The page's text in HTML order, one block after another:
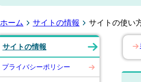
ホーム サイトの情報 サイトの使い
サイトの情報
プライバシーポリシー